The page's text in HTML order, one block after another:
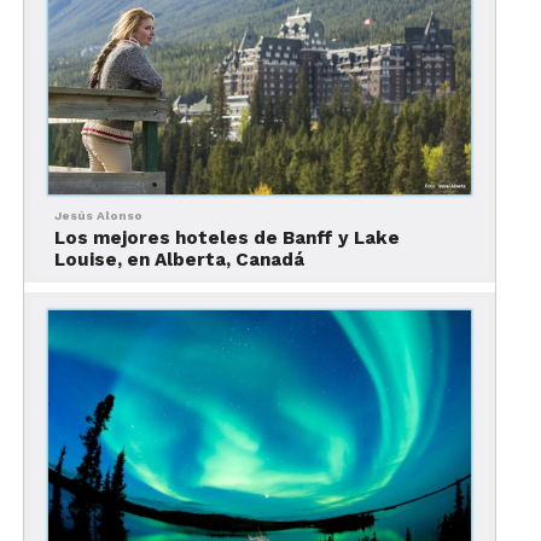
Qué hacer en Banff en
invierno
Esquí
Jesús Alonso
Los mejores hoteles de Banff y Lake
Louise, en Alberta, Canadá